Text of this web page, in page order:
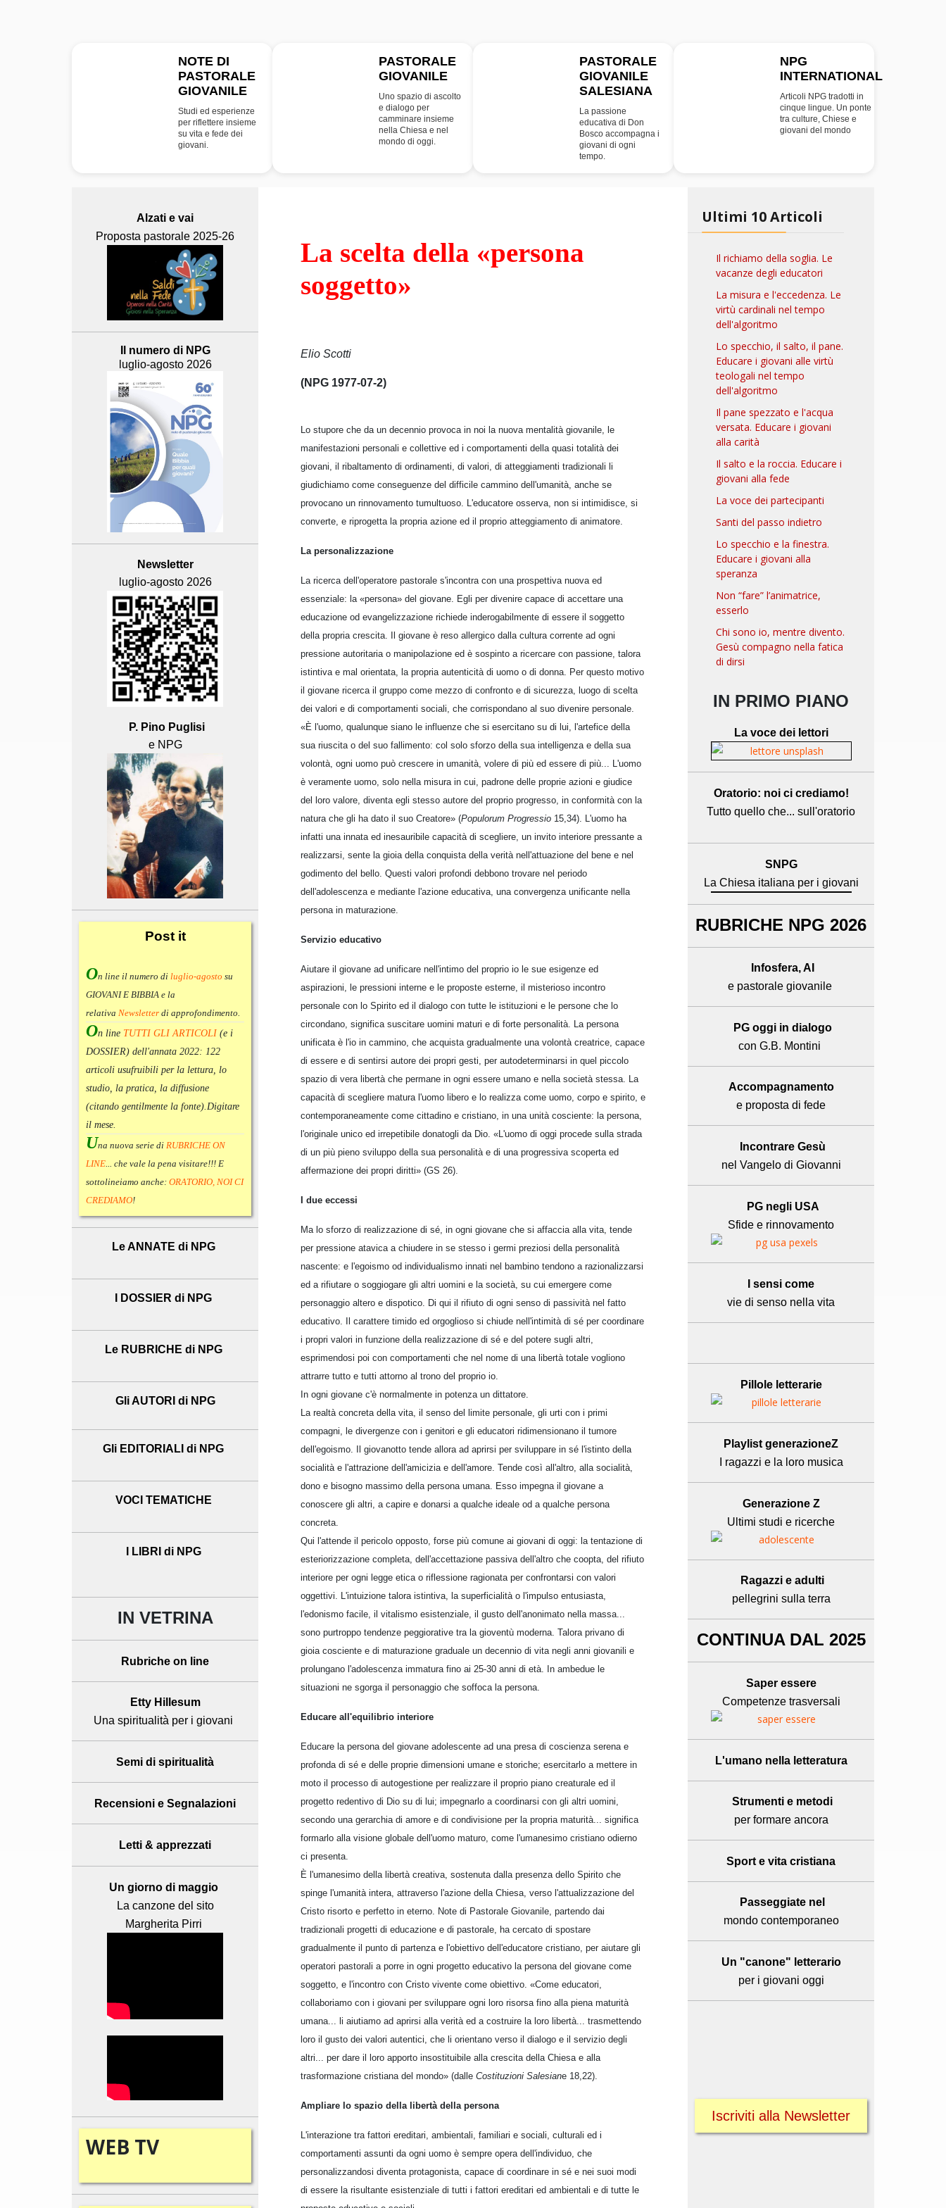
NOTE DI
PASTORALE
GIOVANILE
Studi ed esperienze
per riflettere insieme
su vita e fede dei
giovani.
PASTORALE
GIOVANILE
Uno spazio di ascolto
e dialogo per
camminare insieme
nella Chiesa e nel
mondo di oggi.
PASTORALE
GIOVANILE
SALESIANA
La passione
educativa di Don
Bosco accompagna i
giovani di ogni
tempo.
NPG
INTERNATIONAL
Articoli NPG tradotti in
cinque lingue. Un ponte
tra culture, Chiese e
giovani del mondo
Alzati e vai
Proposta pastorale 2025-26
Il numero di NPG
luglio-agosto 2026
Newsletter
luglio-agosto 2026
P. Pino Puglisi
e NPG
Postit
On line il numero di luglio-agosto su
GIOVANI E BIBBIA e la
relativa Newsletter di approfondimento.
On line TUTTI GLI ARTICOLI (e i
DOSSIER) dell'annata 2022: 122
articoli usufruibili per la lettura, lo
studio, la pratica, la diffusione
(citando gentilmente la fonte).Digitare
il mese.
Una nuova serie di RUBRICHE ON
LINE... che vale la pena visitare!!! E
sottolineiamo anche: ORATORIO, NOI CI
CREDIAMO!
Le ANNATE di NPG
I DOSSIER di NPG
Le RUBRICHE di NPG
Gli AUTORI di NPG
Gli EDITORIALI di NPG
VOCI TEMATICHE
I LIBRI di NPG
IN VETRINA
Rubriche on line
Etty Hillesum
Una spiritualità per i giovani
Semi di spiritualità
Recensioni e Segnalazioni
Letti & apprezzati
Un giorno di maggio
La canzone del sito
Margherita Pirri
WEB TV
La scelta della «persona
soggetto»
Elio Scotti
(NPG 1977-07-2)
Lo stupore che da un decennio provoca in noi la nuova mentalità giovanile, le
manifestazioni personali e collettive ed i comportamenti della quasi totalità dei
giovani, il ribaltamento di ordinamenti, di valori, di atteggiamenti tradizionali li
giudichiamo come conseguenze del difficile cammino dell'umanità, anche se
provocano un rinnovamento tumultuoso. L'educatore osserva, non si intimidisce, si
converte, e riprogetta la propria azione ed il proprio atteggiamento di animatore.
La personalizzazione
La ricerca dell'operatore pastorale s'incontra con una prospettiva nuova ed
essenziale: la «persona» del giovane. Egli per divenire capace di accettare una
educazione od evangelizzazione richiede inderogabilmente di essere il soggetto
della propria crescita. Il giovane è reso allergico dalla cultura corrente ad ogni
pressione autoritaria o manipolazione ed è sospinto a ricercare con passione, talora
istintiva e mal orientata, la propria autenticità di uomo o di donna. Per questo motivo
il giovane ricerca il gruppo come mezzo di confronto e di sicurezza, luogo di scelta
dei valori e di comportamenti sociali, che corrispondano al suo divenire personale.
«È l'uomo, qualunque siano le influenze che si esercitano su di lui, l'artefice della
sua riuscita o del suo fallimento: col solo sforzo della sua intelligenza e della sua
volontà, ogni uomo può crescere in umanità, volere di più ed essere di più... L'uomo
è veramente uomo, solo nella misura in cui, padrone delle proprie azioni e giudice
del loro valore, diventa egli stesso autore del proprio progresso, in conformità con la
natura che gli ha dato il suo Creatore» (Populorum Progressio 15,34). L'uomo ha
infatti una innata ed inesauribile capacità di scegliere, un invito interiore pressante a
realizzarsi, sente la gioia della conquista della verità nell'attuazione del bene e nel
godimento del bello. Questi valori profondi debbono trovare nel periodo
dell'adolescenza e mediante l'azione educativa, una convergenza unificante nella
persona in maturazione.
Servizio educativo
Aiutare il giovane ad unificare nell'intimo del proprio io le sue esigenze ed
aspirazioni, le pressioni interne e le proposte esterne, il misterioso incontro
personale con lo Spirito ed il dialogo con tutte le istituzioni e le persone che lo
circondano, significa suscitare uomini maturi e di forte personalità. La persona
unificata è l'io in cammino, che acquista gradualmente una volontà creatrice, capace
di essere e di sentirsi autore dei propri gesti, per autodeterminarsi in quel piccolo
spazio di vera libertà che permane in ogni essere umano e nella società stessa. La
capacità di scegliere matura l'uomo libero e lo realizza come uomo, corpo e spirito, e
contemporaneamente come cittadino e cristiano, in una unità cosciente: la persona,
l'originale unico ed irrepetibile donatogli da Dio. «L'uomo di oggi procede sulla strada
di un più pieno sviluppo della sua personalità e di una progressiva scoperta ed
affermazione dei propri diritti» (GS 26).
I due eccessi
Ma lo sforzo di realizzazione di sé, in ogni giovane che si affaccia alla vita, tende
per pressione atavica a chiudere in se stesso i germi preziosi della personalità
nascente: e l'egoismo od individualismo innati nel bambino tendono a razionalizzarsi
ed a rifiutare o soggiogare gli altri uomini e la società, su cui emergere come
personaggio altero e dispotico. Di qui il rifiuto di ogni senso di passività nel fatto
educativo. Il carattere timido ed orgoglioso si chiude nell'intimità di sé per coordinare
i propri valori in funzione della realizzazione di sé e del potere sugli altri,
esprimendosi poi con comportamenti che nel nome di una libertà totale vogliono
attrarre tutto e tutti attorno al trono del proprio io.
In ogni giovane c'è normalmente in potenza un dittatore.
La realtà concreta della vita, il senso del limite personale, gli urti con i primi
compagni, le divergenze con i genitori e gli educatori ridimensionano il tumore
dell'egoismo. Il giovanotto tende allora ad aprirsi per sviluppare in sé l'istinto della
socialità e l'attrazione dell'amicizia e dell'amore. Tende così all'altro, alla socialità,
dono e bisogno massimo della persona umana. Esso impegna il giovane a
conoscere gli altri, a capire e donarsi a qualche ideale od a qualche persona
concreta.
Qui l'attende il pericolo opposto, forse più comune ai giovani di oggi: la tentazione di
esteriorizzazione completa, dell'accettazione passiva dell'altro che coopta, del rifiuto
interiore per ogni legge etica o riflessione ragionata per confrontarsi con valori
oggettivi. L'intuizione talora istintiva, la superficialità o l'impulso entusiasta,
l'edonismo facile, il vitalismo esistenziale, il gusto dell'anonimato nella massa...
sono purtroppo tendenze peggiorative tra la gioventù moderna. Talora privano di
gioia cosciente e di maturazione graduale un decennio di vita negli anni giovanili e
prolungano l'adolescenza immatura fino ai 25-30 anni di età. In ambedue le
situazioni ne sgorga il personaggio che soffoca la persona.
Educare all'equilibrio interiore
Educare la persona del giovane adolescente ad una presa di coscienza serena e
profonda di sé e delle proprie dimensioni umane e storiche; esercitarlo a mettere in
moto il processo di autogestione per realizzare il proprio piano creaturale ed il
progetto redentivo di Dio su di lui; impegnarlo a coordinarsi con gli altri uomini,
secondo una gerarchia di amore e di condivisione per la propria maturità... significa
formarlo alla visione globale dell'uomo maturo, come l'umanesimo cristiano odierno
ci presenta.
È l'umanesimo della libertà creativa, sostenuta dalla presenza dello Spirito che
spinge l'umanità intera, attraverso l'azione della Chiesa, verso l'attualizzazione del
Cristo risorto e perfetto in eterno. Note di Pastorale Giovanile, partendo dai
tradizionali progetti di educazione e di pastorale, ha cercato di spostare
gradualmente il punto di partenza e l'obiettivo dell'educatore cristiano, per aiutare gli
operatori pastorali a porre in ogni progetto educativo la persona del giovane come
soggetto, e l'incontro con Cristo vivente come obiettivo. «Come educatori,
collaboriamo con i giovani per sviluppare ogni loro risorsa fino alla piena maturità
umana... li aiutiamo ad aprirsi alla verità ed a costruire la loro libertà... trasmettendo
loro il gusto dei valori autentici, che li orientano verso il dialogo e il servizio degli
altri... per dare il loro apporto insostituibile alla crescita della Chiesa e alla
trasformazione cristiana del mondo» (dalle Costituzioni Salesiane 18,22).
Ampliare lo spazio della libertà della persona
L'interazione tra fattori ereditari, ambientali, familiari e sociali, culturali ed i
comportamenti assunti da ogni uomo è sempre opera dell'individuo, che
personalizzandosi diventa protagonista, capace di coordinare in sé e nei suoi modi
di essere la risultante esistenziale di tutti i fattori ereditari ed ambientali e di tutte le
Ultimi 10 Articoli
Il richiamo della soglia. Le
vacanze degli educatori
La misura e l'eccedenza. Le
virtù cardinali nel tempo
dell'algoritmo
Lo specchio, il salto, il pane.
Educare i giovani alle virtù
teologali nel tempo
dell'algoritmo
Il pane spezzato e l'acqua
versata. Educare i giovani
alla carità
Il salto e la roccia. Educare i
giovani alla fede
La voce dei partecipanti
Santi del passo indietro
Lo specchio e la finestra.
Educare i giovani alla
speranza
Non “fare” l’animatrice,
esserlo
Chi sono io, mentre divento.
Gesù compagno nella fatica
di dirsi
IN PRIMO PIANO
La voce dei lettori
Oratorio: noi ci crediamo!
Tutto quello che... sull'oratorio
SNPG
La Chiesa italiana per i giovani
RUBRICHE NPG 2026
Infosfera, AI
e pastorale giovanile
PG oggi in dialogo
con G.B. Montini
Accompagnamento
e proposta di fede
Incontrare Gesù
nel Vangelo di Giovanni
PG negli USA
Sfide e rinnovamento
I sensi come
vie di senso nella vita
Pillole letterarie
Playlist generazioneZ
I ragazzi e la loro musica
Generazione Z
Ultimi studi e ricerche
Ragazzi e adulti
pellegrini sulla terra
CONTINUA DAL 2025
Saper essere
Competenze trasversali
L'umanonella letteratura
Strumenti e metodi
per formare ancora
Sport e vita cristiana
Passeggiate nel
mondo contemporaneo
Un "canone" letterario
per i giovani oggi
Iscriviti alla Newsletter